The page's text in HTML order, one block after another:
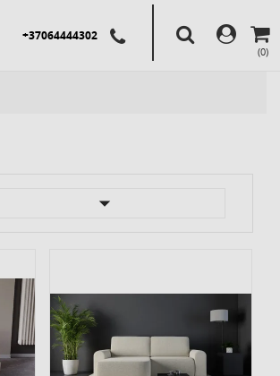
+37064444302
(0)
